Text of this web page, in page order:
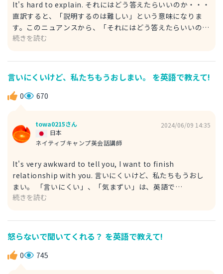
It's hard to explain. それにはどう答えたらいいのか・・・
直訳すると、「説明するのは難しい」という意味になりま
す。このニュアンスから、「それにはどう答えたらいいの
か・・・」といった気持ちを表現できます。 I cannot find
は、直訳すると、「正しい言葉が見つからない」となりま
す。正しい言葉を見つけられないという意味から、答えずら
く、それにはどう答えたらいいのか・・・を表現することが
できます。 例) What happened to you? 何があったの？ I
続きを読む
言いにくいけど、私たちもうおしまい。 を英語で教えて!
0 670
towa0215さん
ネイティブキャンプ英会話講師
日本
2024/06/09 14:35
It's very awkward to tell you, I want to finish
relationship with you. 言いにくいけど、私たちもうおし
まい。 「言いにくい」、「気まずい」は、英語で
は、"awkward"で表現することができます。「言いにく
で、"awkward to tell you"から切り出して話をするとよい
でしょう。また、「関係を終わらせる」は"finish
relationship with you"で表現するとよいでしょう。 It's
uncomfortable to tell you, I want to finish
続きを読む
怒らないで聞いてくれる？ を英語で教えて!
0 745